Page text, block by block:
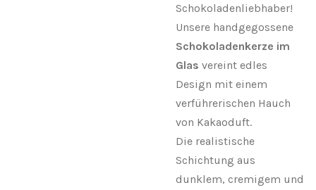
Schokoladenliebhaber!
Unsere handgegossene
Schokoladenkerze im
Glas vereint edles
Design mit einem
verführerischen Hauch
von Kakaoduft.
Die realistische
Schichtung aus
dunklem, cremigem und